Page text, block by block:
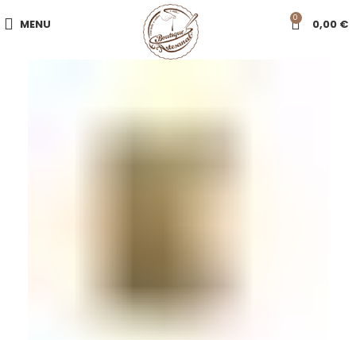
MENU 0 0,00 €